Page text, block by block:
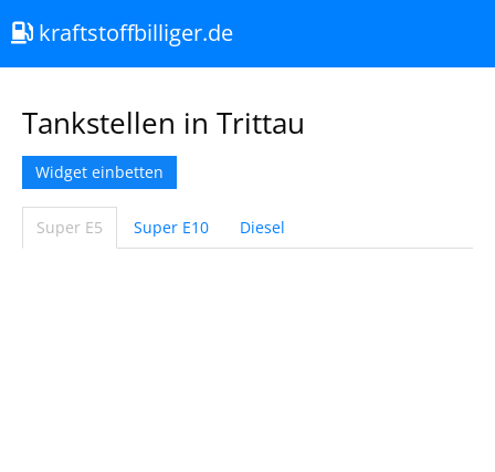
kraftstoffbilliger.de
Tankstellen in Trittau
Widget einbetten
Super E5 Super E10 Diesel